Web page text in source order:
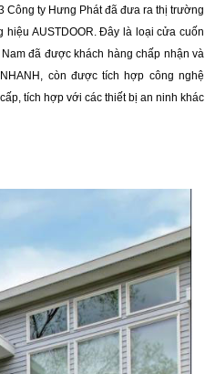
Công ty Hưng Phát đã đưa ra thị trường
hiệu AUSTDOOR. Đây là loạicửa cuốn
đã được khách hàng chấp nhận và
NHANH , còn được tích hợp công nghệ
tích hợp với các thiết bị an ninh khác